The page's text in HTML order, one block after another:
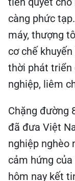
càng phức
máy, thượng
cơ chế
thời phát triển
nghiệp, liêm
Chặng đường
đã đưa Việt
nghiệp nghèo
cảm hứng
hôm nay kết